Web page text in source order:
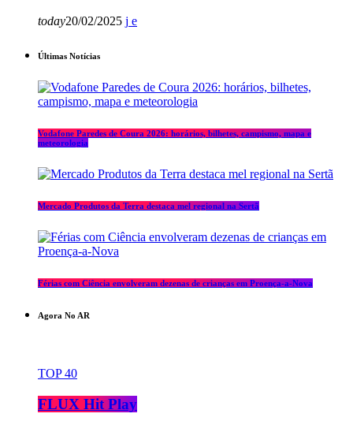
today20/02/2025
Últimas Notícias
Vodafone Paredes de Coura 2026: horários, bilhetes, campismo, mapa e
meteorologia
Mercado Produtos da Terra destaca mel regional na Sertã
Férias com Ciência envolveram dezenas de crianças em Proença-a-Nova
Agora No AR
TOP 40
FLUX Hit Play